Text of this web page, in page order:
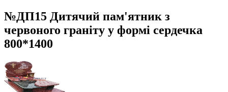
№ДП15 Дитячий пам'ятник з
червоного граніту у формі сердечка
800*1400